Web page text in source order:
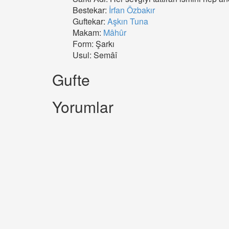
Bestekar: İrfan Özbakır
Guftekar: Aşkın Tuna
Makam: Mâhûr
Form: Şarkı
Usul: Semâî
Gufte
Yorumlar